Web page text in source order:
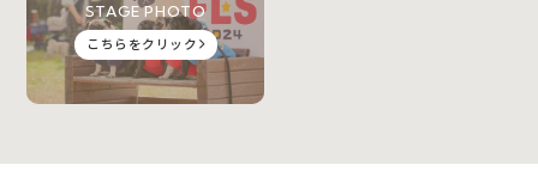
STAGE PHOTO
こちらをクリック